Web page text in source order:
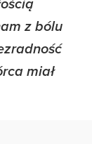
z bólu
miał